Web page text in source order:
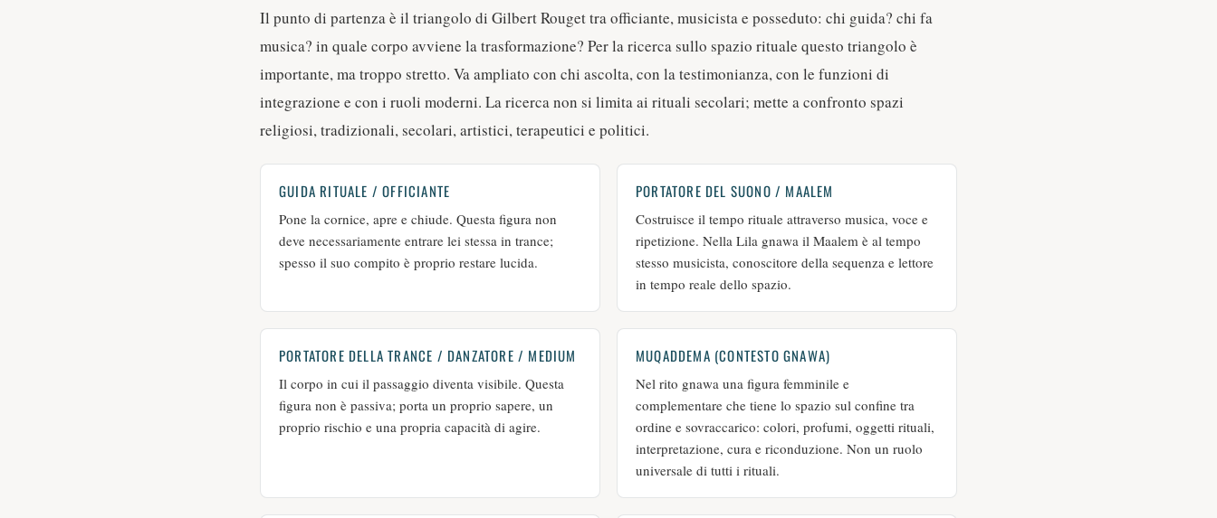
Il punto di partenza è il triangolo di Gilbert Rouget tra officiante, musicista e posseduto: chi guida? chi fa
musica? in quale corpo avviene la trasformazione? Per la ricerca sullo spazio rituale questo triangolo è
importante, ma troppo stretto. Va ampliato con chi ascolta, con la testimonianza, con le funzioni di
integrazione e con i ruoli moderni. La ricerca non si limita ai rituali secolari; mette a confronto spazi
religiosi, tradizionali, secolari, artistici, terapeutici e politici.
GUIDA RITUALE / OFFICIANTE
Pone la cornice, apre e chiude. Questa figura non
deve necessariamente entrare lei stessa in trance;
spesso il suo compito è proprio restare lucida.
PORTATORE DEL SUONO / MAALEM
Costruisce il tempo rituale attraverso musica, voce e
ripetizione. Nella Lila gnawa il Maalem è al tempo
stesso musicista, conoscitore della sequenza e lettore
in tempo reale dello spazio.
PORTATORE DELLA TRANCE / DANZATORE / MEDIUM
Il corpo in cui il passaggio diventa visibile. Questa
figura non è passiva; porta un proprio sapere, un
proprio rischio e una propria capacità di agire.
MUQADDEMA (CONTESTO GNAWA)
Nel rito gnawa una figura femminile e
complementare che tiene lo spazio sul confine tra
ordine e sovraccarico: colori, profumi, oggetti rituali,
interpretazione, cura e riconduzione. Non un ruolo
universale di tutti i rituali.